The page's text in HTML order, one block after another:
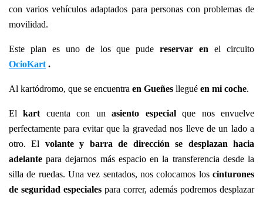
con varios vehículos adaptados para personas con problemas de
movilidad.
Este plan es uno de los que pude reservar enel circuito
OcioKart .
Al kartódromo, que se encuentra en Gueñes llegué en mi coche.
Elkartcuenta con unasiento especialque nos envuelve
perfectamente para evitar que la gravedad nos lleve de un lado a
otro. El volante y barra de dirección se desplazan hacia
adelante para dejarnos más espacio en la transferencia desde la
silla de ruedas. Una vez sentados, nos colocamos los cinturones
de seguridad especiales para correr, además podremos desplazar